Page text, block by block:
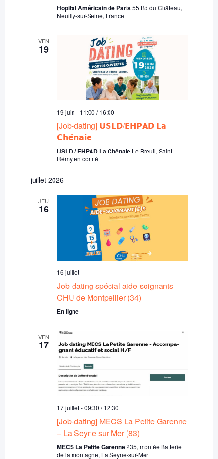
Hopital Américain de Paris55 Bd du Château,
Neuilly-sur-Seine, France
VEN
19
19 juin - 11:00 /16:00
[Job-dating] 𝗨𝗦𝗟𝗗/𝗘𝗛𝗣𝗔𝗗 𝗟𝗮
𝗖𝗵𝗲̂𝗻𝗮𝗶𝗲
USLD / EHPAD La Chênaie Le Breuil, Saint
Rémy en comté
juillet 2026
JEU
16
16 juillet
Job-dating spécial aide-soignants –
CHU de Montpellier (34)
En ligne
VEN
17
17 juillet - 09:30 /12:30
[Job-dating] MECS La Petite Garenne
– La Seyne sur Mer (83)
MECS La Petite Garenne235, montée Batterie
de la montagne, La Seyne-sur-Mer